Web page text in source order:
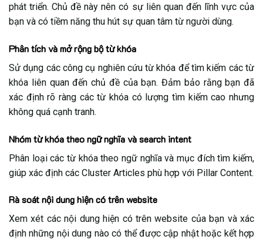
phát triển. Chủ đề này nên có sự liên quan đến lĩnh vực của
bạn và có tiềm năng thu hút sự quan tâm từ người dùng.
Phân tích và mở rộng bộ từ khóa
Sử dụng các công cụ nghiên cứu từ khóa để tìm kiếm các từ
khóa liên quan đến chủ đề của bạn. Đảm bảo rằng bạn đã
xác định rõ ràng các từ khóa có lượng tìm kiếm cao nhưng
không quá cạnh tranh.
Nhóm từ khóa theo ngữ nghĩa và search intent
Phân loại các từ khóa theo ngữ nghĩa và mục đích tìm kiếm,
giúp xác định các Cluster Articles phù hợp với Pillar Content.
Rà soát nội dung hiện có trên website
Xem xét các nội dung hiện có trên website của bạn và xác
định những nội dung nào có thể được cập nhật hoặc kết hợp